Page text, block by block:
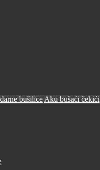
bušilice Aku bušaći čekići